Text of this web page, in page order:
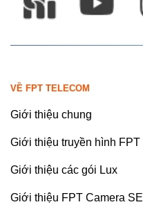
VỀ FPT TELECOM
Giới thiệu chung
Giới thiệu truyền hình FPT
Giới thiệu các gói Lux
Giới thiệu FPT Camera SE